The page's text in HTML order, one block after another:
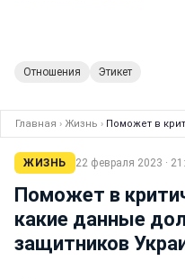
Отношения Этикет
Главная › Жизнь › Поможет в
ЖИЗНЬ 22 февраля 2023 ·
Поможет в
какие данные
защитников